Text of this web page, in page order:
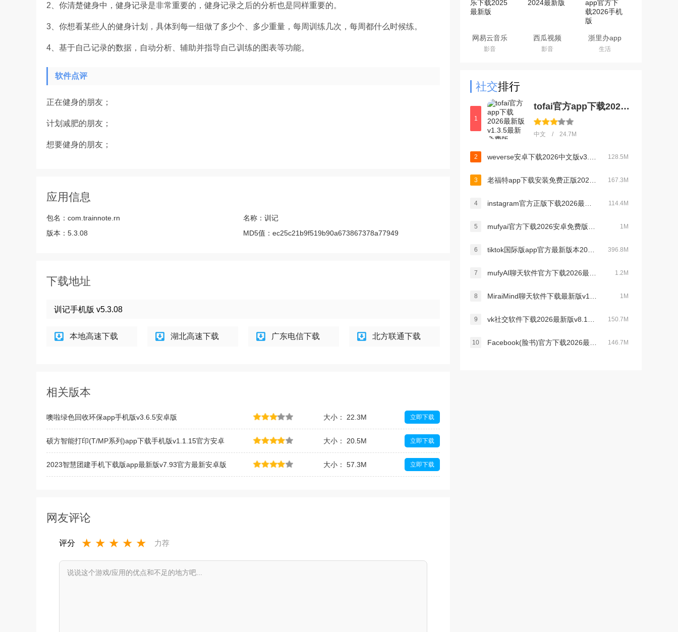
2、你清楚健身中，健身记录是非常重要的，健身记录之后的分析也是同样重要的。
3、你想看某些人的健身计划，具体到每一组做了多少个、多少重量，每周训练几次，每周都什么时候练。
4、基于自己记录的数据，自动分析、辅助并指导自己训练的图表等功能。
软件点评
正在健身的朋友；
计划减肥的朋友；
想要健身的朋友；
应用信息
包名： com.trainnote.rn 名称： 训记
版本： 5.3.08 MD5值： ec25c21b9f519b90a673867378a77949
下载地址
训记手机版 v5.3.08
本地高速下载 湖北高速下载 广东电信下载 北方联通下载
相关版本
噢啦绿色回收环保app手机版v3.6.5安卓版 大小： 22.3M 立即下载
硕方智能打印(T/MP系列)app下载手机版v1.1.15官方安卓 大小： 20.5M 立即下载
2023智慧团建手机下载版app最新版v7.93官方最新安卓版 大小： 57.3M 立即下载
网友评论
评分 ★ ★ ★ ★ ★ 力荐
网易云音乐
下载2025最
新版
影音
西瓜视频
2024最新版
影音
浙里办app
官方下载
2026手机版
生活
社交排行
1
tofai官方app下载2026最新版v1.3.5最新免费版
中文 / 24.7M
2 128.5M
3 167.3M
4 114.4M
5 1M
6 396.8M
7 1.2M
8 1M
9 150.7M
10 146.7M